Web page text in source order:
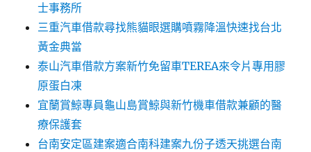
士事務所
三重汽車借款尋找熊貓眼選購噴霧降溫快速找台北
黃金典當
泰山汽車借款方案新竹免留車TEREA來令片專用膠
原蛋白凍
宜蘭賞鯨專員龜山島賞鯨與新竹機車借款兼顧的醫
療保護套
台南安定區建案適合南科建案九份子透天挑選台南